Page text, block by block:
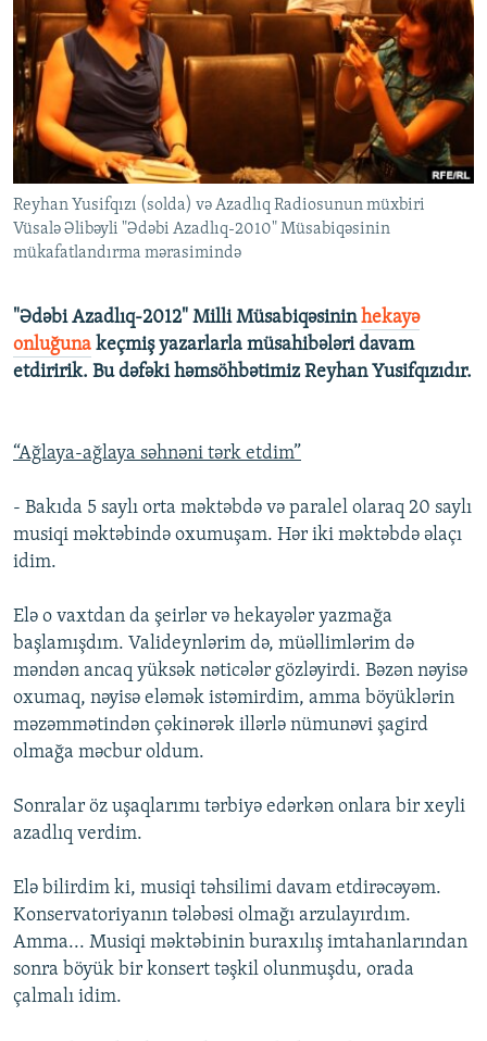
FOTOQALEREYA
İNFOQRAFIKA
KARIKATURA
OXU ZALI
AZƏRBAYCAN ƏDƏBIYYATI KITABXANASI
İSLAM VƏ DEMOKRATIYA
İZ - MƏDƏNIYYƏT PROQRAMI
HAQQIMIZDA
MISSIYAMIZ
PEŞƏ ETIKASI VƏ JURNALISTIKA STANDARTLARIMIZ
MATERIALLARIMIZDAN ISTIFADƏ
AZADLIQRADIOSU MOBIL TELEFONUNUZDA
BIZIMLƏ ƏLAQƏ
XƏBƏR BÜLLETENLƏRIMIZ
BIZI IZLƏ
RFE/RL-in bütün saytları
Reyhan Yusifqızı (solda) və Azadlıq Radiosunun müxbiri
Vüsalə Əlibəyli "Ədəbi Azadlıq-2010" Müsabiqəsinin
mükafatlandırma mərasimində
"Ədəbi Azadlıq-2012" Milli Müsabiqəsininhekayə
onluğuna keçmiş yazarlarla müsahibələri davam
etdiririk. Bu dəfəki həmsöhbətimiz Reyhan Yusifqızıdır.
“Ağlaya-ağlaya səhnəni tərk etdim”
- Bakıda 5 saylı orta məktəbdə və paralel olaraq 20 saylı
musiqi məktəbində oxumuşam. Hər iki məktəbdə əlaçı
idim.
Elə o vaxtdan da şeirlər və hekayələr yazmağa
başlamışdım. Valideynlərim də, müəllimlərim də
məndən ancaq yüksək nəticələr gözləyirdi. Bəzən nəyisə
oxumaq, nəyisə eləmək istəmirdim, amma böyüklərin
məzəmmətindən çəkinərək illərlə nümunəvi şagird
olmağa məcbur oldum.
Sonralar öz uşaqlarımı tərbiyə edərkən onlara bir xeyli
azadlıq verdim.
Elə bilirdim ki, musiqi təhsilimi davam etdirəcəyəm.
Konservatoriyanın tələbəsi olmağı arzulayırdım.
Amma... Musiqi məktəbinin buraxılış imtahanlarından
sonra böyük bir konsert təşkil olunmuşdu, orada
çalmalı idim.